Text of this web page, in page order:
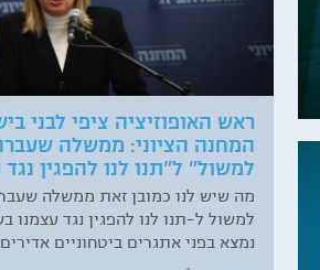
ראש האופוזיציה ציפי לבני
המחנה הציוני: ממשלה
למשול" ל"תנו לנו להפגין
מה שיש לנו כמובן זאת ממשלה
למשול ל-תנו לנו להפגין נגד
נמצא בפני אתגרים ביטחוניים